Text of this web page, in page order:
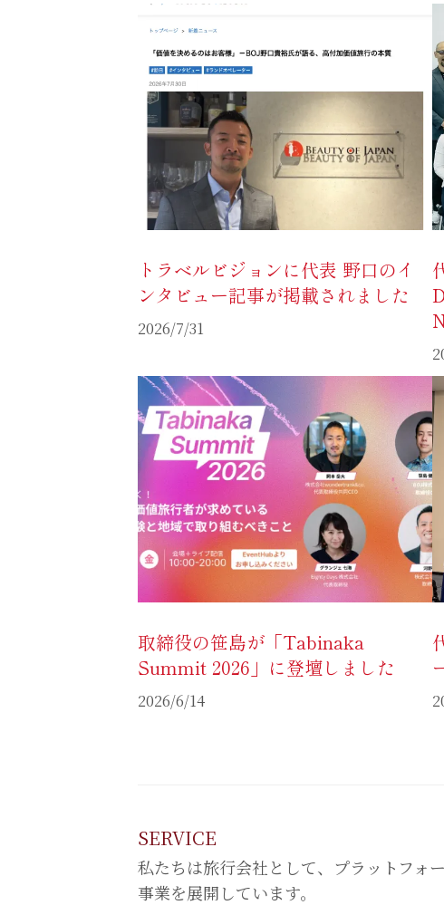
トラベルビジョンに代表 野口のイ
ンタビュー記事が掲載されました
2026/7/31
取締役の笹島が「Tabinaka
Summit 2026」に登壇しました
2026/6/14
SERVICE
私たちは旅行会社として、プラットフォ
事業を展開しています。